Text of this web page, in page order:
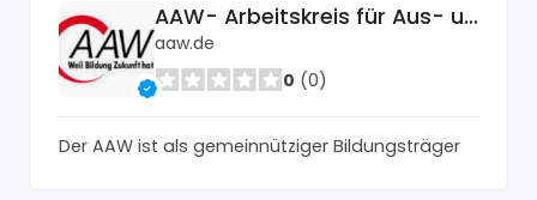
AAW- Arbeitskreis für Aus- und Weiterbildung e.V. Bildungseinrichtung
aaw.de
0 (0)
Der AAW ist als gemeinnütziger Bildungsträger